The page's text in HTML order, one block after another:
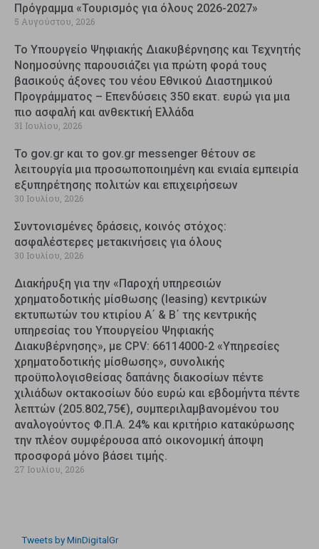
Πρόγραμμα «Τουρισμός για όλους 2026-2027»
5 Αυγούστου, 2026
Το Υπουργείο Ψηφιακής Διακυβέρνησης και Τεχνητής
Νοημοσύνης παρουσιάζει για πρώτη φορά τους
βασικούς άξονες του νέου Εθνικού Διαστημικού
Προγράμματος – Επενδύσεις 350 εκατ. ευρώ για μια
πιο ασφαλή και ανθεκτική Ελλάδα
31 Ιουλίου, 2026
Το gov.gr και το gov.gr messenger θέτουν σε
λειτουργία μια προσωποποιημένη και ενιαία εμπειρία
εξυπηρέτησης πολιτών και επιχειρήσεων
30 Ιουλίου, 2026
Συντονισμένες δράσεις, κοινός στόχος:
ασφαλέστερες μετακινήσεις για όλους
30 Ιουλίου, 2026
Διακήρυξη για την «Παροχή υπηρεσιών
χρηματοδοτικής μίσθωσης (leasing) κεντρικών
εκτυπωτών του κτιρίου Α΄ & Β΄ της κεντρικής
υπηρεσίας του Υπουργείου Ψηφιακής
Διακυβέρνησης», με CPV: 66114000-2 «Υπηρεσίες
χρηματοδοτικής μίσθωσης», συνολικής
προϋπολογισθείσας δαπάνης διακοσίων πέντε
χιλιάδων οκτακοσίων δύο ευρώ και εβδομήντα πέντε
λεπτών (205.802,75€), συμπεριλαμβανομένου του
αναλογούντος Φ.Π.Α. 24% και κριτήριο κατακύρωσης
την πλέον συμφέρουσα από οικονομική άποψη
προσφορά μόνο βάσει τιμής.
27 Ιουλίου, 2026
Tweets by MinDigitalGr